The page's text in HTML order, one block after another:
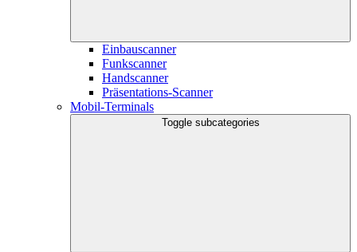
Einbauscanner
Funkscanner
Handscanner
Präsentations-Scanner
Mobil-Terminals
Toggle subcategories